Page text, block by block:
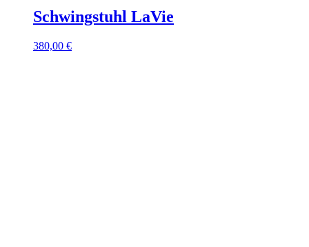
Schwingstuhl LaVie
380,00 €